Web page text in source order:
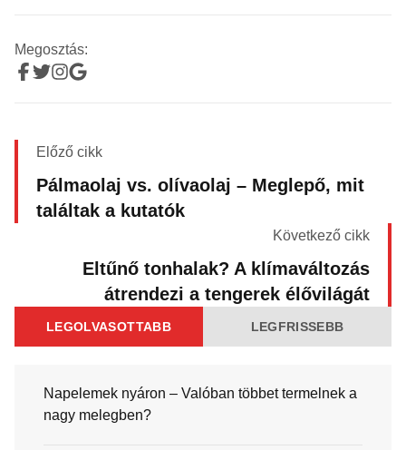
Megosztás:
Előző cikk
Pálmaolaj vs. olívaolaj – Meglepő, mit
találtak a kutatók
Következő cikk
Eltűnő tonhalak? A klímaváltozás
átrendezi a tengerek élővilágát
LEGOLVASOTTABB LEGFRISSEBB
Napelemek nyáron – Valóban többet termelnek a
nagy melegben?